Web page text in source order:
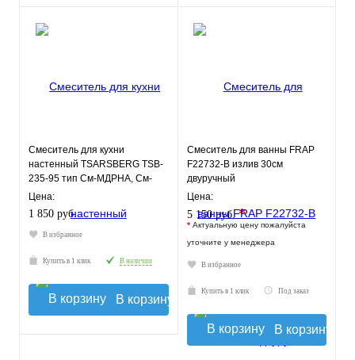
Смеситель для кухни
настенный TSARSBERG TSB-
235-95 тип См-МДРНА, См-
УмДРНА
Цена:
1 850 руб.
В избранное
Купить в 1 клик В наличии
В корзину
Смеситель для ванны FRAP
F22732-B излив 30см
двуручный
Цена:
5 150 руб.*
* Актуальную цену пожалуйста
уточните у менеджера
В избранное
Купить в 1 клик Под заказ
В корзину